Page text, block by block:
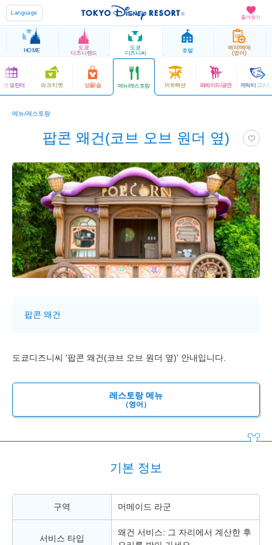
즐겨찾기
Language
HOME
도쿄
디즈니랜드
도쿄
디즈니씨
호텔
예약/예매
(영어)
영 캘린더 파크 티켓 상품/숍 메뉴/레스토랑 어트랙션 퍼레이드/공연 캐릭터 그리팅
메뉴/레스토랑
팝콘 왜건(코브 오브 원더 옆)
팝콘 왜건
도쿄디즈니씨 '팝콘 왜건(코브 오브 원더 옆)' 안내입니다.
레스토랑 메뉴
（영어）
기본 정보
구역 머메이드 라군
서비스 타입
왜건 서비스: 그 자리에서 계산한 후